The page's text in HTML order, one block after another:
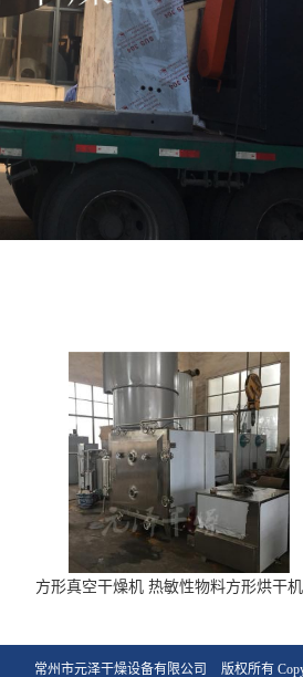
方形真空干燥机 热敏性物料方形烘干
常州市元泽干燥设备有限公司 版权所有